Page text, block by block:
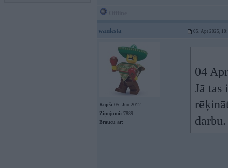
wanksta 05. Apr 2025,
Kopš: 05. Jun 2012
Ziņojumi: 7889
Braucu ar:
04
Jā tas